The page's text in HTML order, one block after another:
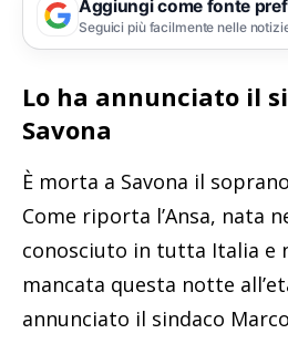
Aggiungi come fonte
Seguici più facilmente nelle
Lo ha annunciato il
Savona
È morta a Savona il
Come riporta l’Ansa, nata
conosciuto in tutta Italia e
mancata questa notte
annunciato il sindaco